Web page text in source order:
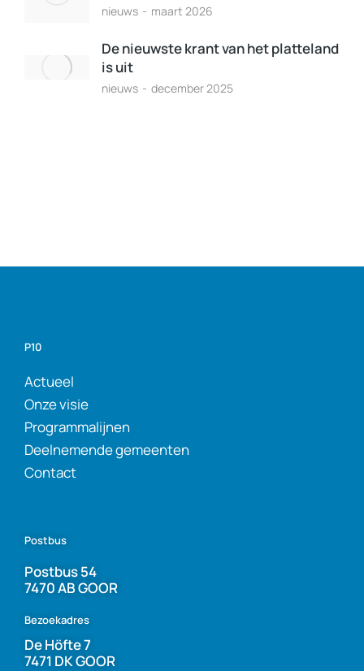
nieuws maart 2026
De nieuwste krant van het platteland
is uit
nieuws december 2025
P10
Actueel
Onze visie
Programmalijnen
Deelnemende gemeenten
Contact
Postbus
Postbus 54
7470 AB GOOR
Bezoekadres
De Höfte 7
7471 DK GOOR